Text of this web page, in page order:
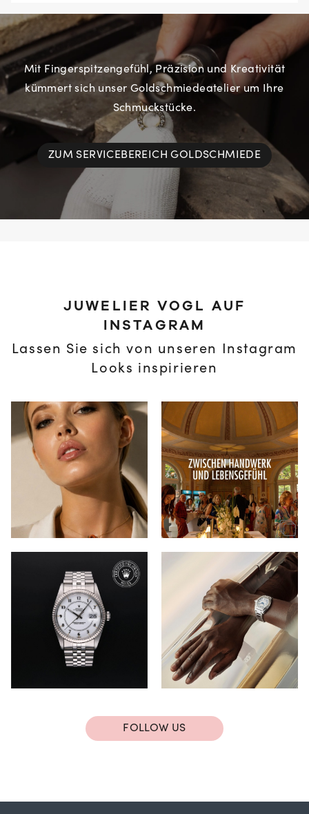
Mit Fingerspitzengefühl, Präzision und Kreativität
kümmert sich unser Goldschmiedeatelier um Ihre
Schmuckstücke.
ZUM SERVICEBEREICH GOLDSCHMIEDE
JUWELIER VOGL AUF
INSTAGRAM
Lassen Sie sich von unseren Instagram
Looks inspirieren
FOLLOW US